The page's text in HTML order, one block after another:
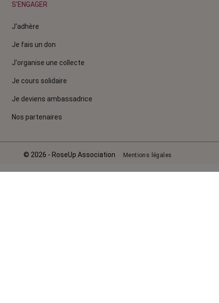
S'ENGAGER
J'adhère
Je fais un don
J'organise une collecte
Je cours solidaire
Je deviens ambassadrice
Nos partenaires
© 2026 - RoseUp Association Mentions légales